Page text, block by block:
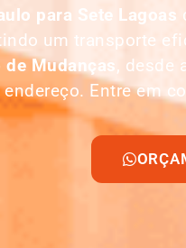
para Sete Lagoas
um transporte
Mudanças, desde
endereço. Entre em